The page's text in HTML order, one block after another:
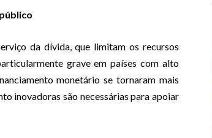
da dívida, que limitam os recursos
grave em países com alto
monetário se tornaram mais
inovadoras são necessárias para apoiar